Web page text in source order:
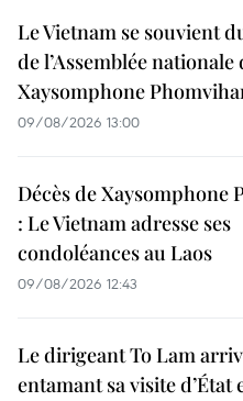
Le Vietnam se souvient
de l’Assemblée nationale
Xaysomphone
09/08/2026 13:00
Décès de Xaysomphone
: Le Vietnam adresse ses
condoléances au Laos
09/08/2026 12:43
Le dirigeant To Lam
entamant sa visite d’État